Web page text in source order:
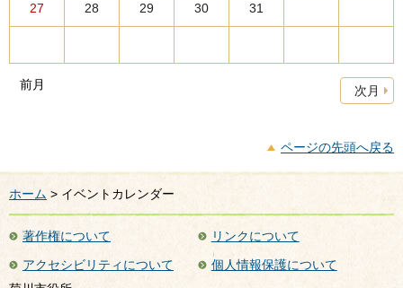
27 28 29 30 31
前月 次月
ページの先頭へ戻る
ホーム > イベントカレンダー
著作権について
リンクについて
アクセシビリティについて
個人情報保護について